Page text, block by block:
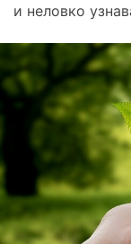
и неловко